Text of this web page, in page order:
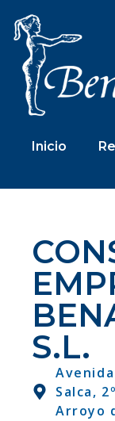
Inicio
S.L.
Salca,
Arroyo